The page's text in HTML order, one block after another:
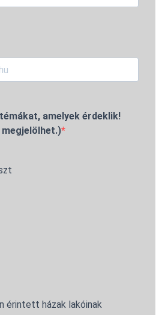
amelyek érdeklik!
érintett házak lakóinak